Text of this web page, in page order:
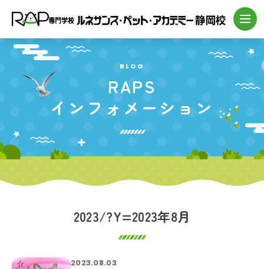
BLOG
RAPS
インフォメーション
2023/?Y=2023年8月
2023.08.03